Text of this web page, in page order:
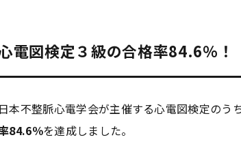
電図検定３級の合格率84.6％！
日本不整脈心電学会が主催する心電図検定の
84.6％を達成しました。
東海歯科医療
専門学校
東海歯科医療
専門学校
東海歯科医療
専門学校
東海歯科医療
専門学校